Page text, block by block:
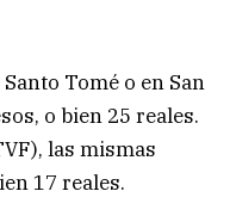
Tomé o en San
o bien 25 reales.
las mismas
17 reales.